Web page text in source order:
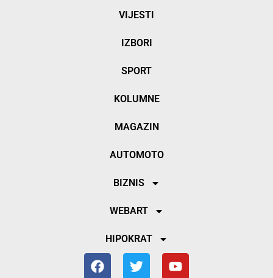
VIJESTI
IZBORI
SPORT
KOLUMNE
MAGAZIN
AUTOMOTO
BIZNIS
WEBART
HIPOKRAT